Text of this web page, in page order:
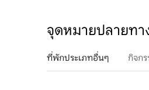
จุดหมายปลายทา
ที่พักประเภทอื่นๆ กิจก